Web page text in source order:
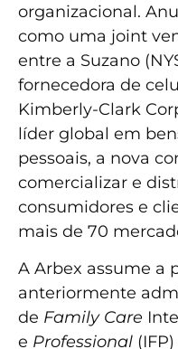
organizacional.
como uma joint
entre a Suzano
fornecedora de
Kimberly-Clark
líder global em
pessoais, a nova
comercializar e
consumidores e
mais de 70
A Arbex assume a
anteriormente
de Family Care
e Professional